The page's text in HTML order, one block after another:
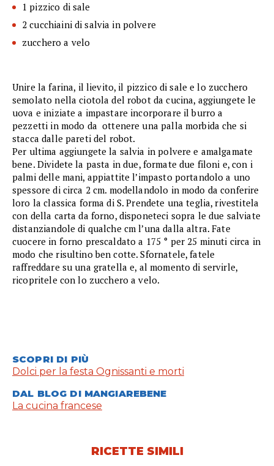
1 pizzico di sale
2 cucchiaini di salvia in polvere
zucchero a velo
Unire la farina, il lievito, il pizzico di sale e lo zucchero
semolato nella ciotola del robot da cucina, aggiungete le
uova e iniziate a impastare incorporare il burro a
pezzetti in modo da ottenere una palla morbida che si
stacca dalle pareti del robot.
Per ultima aggiungete la salvia in polvere e amalgamate
bene. Dividete la pasta in due, formate due filoni e, con i
palmi delle mani, appiattite l’impasto portandolo a uno
spessore di circa 2 cm. modellandolo in modo da conferire
loro la classica forma di S. Prendete una teglia, rivestitela
con della carta da forno, disponeteci sopra le due salviate
distanziandole di qualche cm l’una dalla altra. Fate
cuocere in forno prescaldato a 175 ° per 25 minuti circa in
modo che risultino ben cotte. Sfornatele, fatele
raffreddare su una gratella e, al momento di servirle,
ricopritele con lo zucchero a velo.
SCOPRI DI PIÙ
Dolci per la festa Ognissanti e morti
DAL BLOG DI MANGIAREBENE
La cucina francese
RICETTE SIMILI